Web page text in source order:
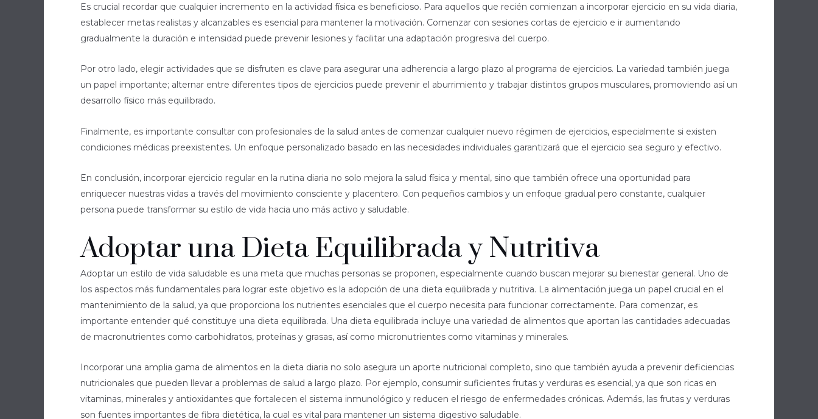
Es crucial recordar que cualquier incremento en la actividad física es beneficioso. Para aquellos que recién comienzan a incorporar ejercicio en su vida diaria,
establecer metas realistas y alcanzables es esencial para mantener la motivación. Comenzar con sesiones cortas de ejercicio e ir aumentando
gradualmente la duración e intensidad puede prevenir lesiones y facilitar una adaptación progresiva del cuerpo.
Por otro lado, elegir actividades que se disfruten es clave para asegurar una adherencia a largo plazo al programa de ejercicios. La variedad también juega
un papel importante; alternar entre diferentes tipos de ejercicios puede prevenir el aburrimiento y trabajar distintos grupos musculares, promoviendo así un
desarrollo físico más equilibrado.
Finalmente, es importante consultar con profesionales de la salud antes de comenzar cualquier nuevo régimen de ejercicios, especialmente si existen
condiciones médicas preexistentes. Un enfoque personalizado basado en las necesidades individuales garantizará que el ejercicio sea seguro y efectivo.
En conclusión, incorporar ejercicio regular en la rutina diaria no solo mejora la salud física y mental, sino que también ofrece una oportunidad para
enriquecer nuestras vidas a través del movimiento consciente y placentero. Con pequeños cambios y un enfoque gradual pero constante, cualquier
persona puede transformar su estilo de vida hacia uno más activo y saludable.
Adoptar una Dieta Equilibrada y Nutritiva
Adoptar un estilo de vida saludable es una meta que muchas personas se proponen, especialmente cuando buscan mejorar su bienestar general. Uno de
los aspectos más fundamentales para lograr este objetivo es la adopción de una dieta equilibrada y nutritiva. La alimentación juega un papel crucial en el
mantenimiento de la salud, ya que proporciona los nutrientes esenciales que el cuerpo necesita para funcionar correctamente. Para comenzar, es
importante entender qué constituye una dieta equilibrada. Una dieta equilibrada incluye una variedad de alimentos que aportan las cantidades adecuadas
de macronutrientes como carbohidratos, proteínas y grasas, así como micronutrientes como vitaminas y minerales.
Incorporar una amplia gama de alimentos en la dieta diaria no solo asegura un aporte nutricional completo, sino que también ayuda a prevenir deficiencias
nutricionales que pueden llevar a problemas de salud a largo plazo. Por ejemplo, consumir suficientes frutas y verduras es esencial, ya que son ricas en
vitaminas, minerales y antioxidantes que fortalecen el sistema inmunológico y reducen el riesgo de enfermedades crónicas. Además, las frutas y verduras
son fuentes importantes de fibra dietética, la cual es vital para mantener un sistema digestivo saludable.